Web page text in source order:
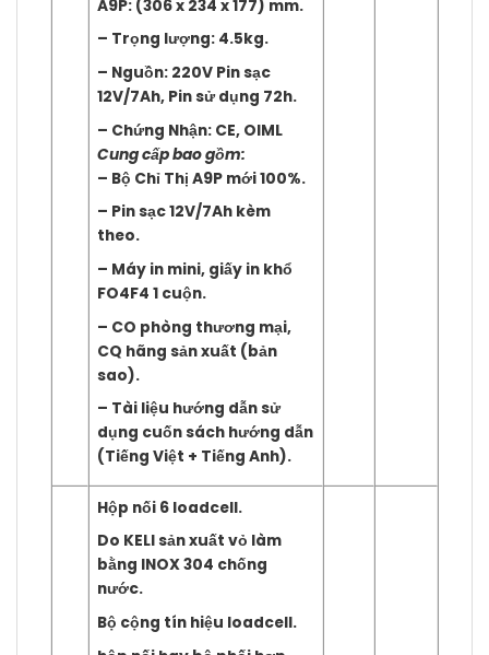
A9P: (306 x 234 x 177) mm.
– Trọng lượng: 4.5kg.
– Nguồn: 220V Pin sạc
12V/7Ah, Pin sử dụng 72h.
– Chứng Nhận: CE, OIML
Cung cấp bao gồm:
– Bộ Chỉ Thị A9P mới 100%.
– Pin sạc 12V/7Ah kèm
theo.
– Máy in mini, giấy in khổ
FO4F4 1 cuộn.
– CO phòng thương mại,
CQ hãng sản xuất (bản
sao).
– Tài liệu hướng dẫn sử
dụng cuốn sách hướng dẫn
(Tiếng Việt + Tiếng Anh).
Hộp nối 6 loadcell.
Do KELI sản xuất vỏ làm
bằng INOX 304 chống
nước.
Bộ cộng tín hiệu loadcell.